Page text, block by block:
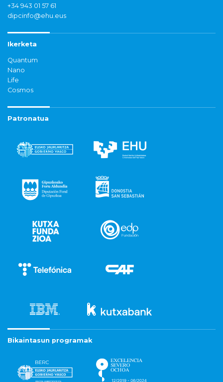
+34 943 01 57 61
dipcinfo@ehu.eus
Ikerketa
Quantum
Nano
Life
Cosmos
Patronatua
Bikaintasun programak